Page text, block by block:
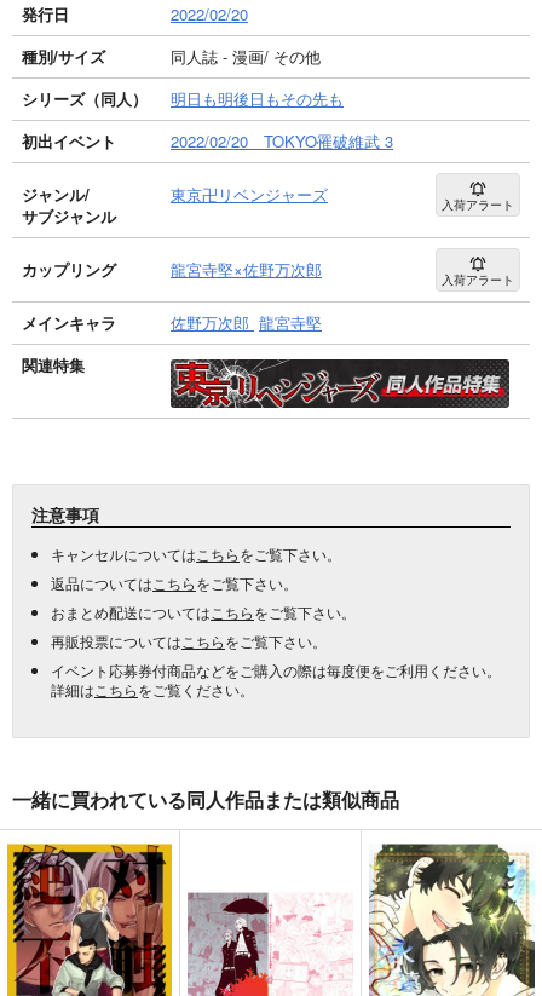
発行日
2022/02/20
種別/サイズ
同人誌 - 漫画/ その他
シリーズ（同人）
明日も明後日もその先も
初出イベント
2022/02/20 TOKYO罹破維武 3
ジャンル/
サブジャンル
東京卍リベンジャーズ 入荷アラート
カップリング 龍宮寺堅×佐野万次郎 入荷アラート
メインキャラ 佐野万次郎 龍宮寺堅
関連特集
注意事項
キャンセルについては こちらをご覧下さい。
返品については こちらをご覧下さい。
おまとめ配送については こちらをご覧下さい。
再販投票については こちらをご覧下さい。
イベント応募券付商品などをご購入の際は毎度便をご利用ください。
詳細は こちらをご覧ください。
一緒に買われている同人作品または類似商品